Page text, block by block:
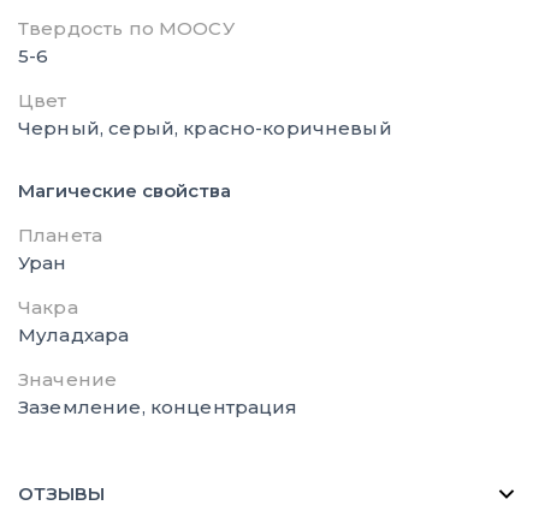
Твердость по МООСУ
5-6
Цвет
Черный, серый, красно-коричневый
Магические свойства
Планета
Уран
Чакра
Муладхара
Значение
Заземление, концентрация
ОТЗЫВЫ